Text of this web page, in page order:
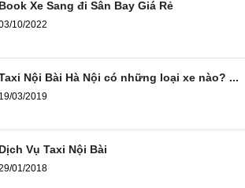
Book Xe Sang đi Sân Bay Giá Rẻ
10/2022
Nội Bài Hà Nội có những loại xe nào? ...
19/03/2019
Dịch Vụ Taxi Nội Bài
01/2018